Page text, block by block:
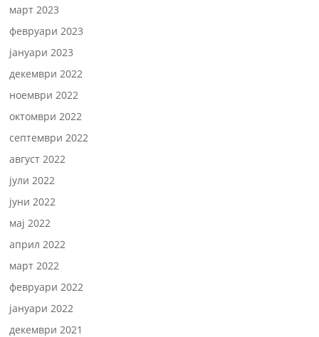
март 2023
февруари 2023
јануари 2023
декември 2022
ноември 2022
октомври 2022
септември 2022
август 2022
јули 2022
јуни 2022
мај 2022
април 2022
март 2022
февруари 2022
јануари 2022
декември 2021